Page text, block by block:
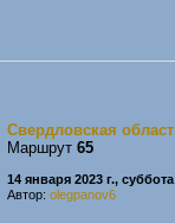
Свердловская
Маршрут 65
14 января 2023 г., суббота
Автор: olegpanov6